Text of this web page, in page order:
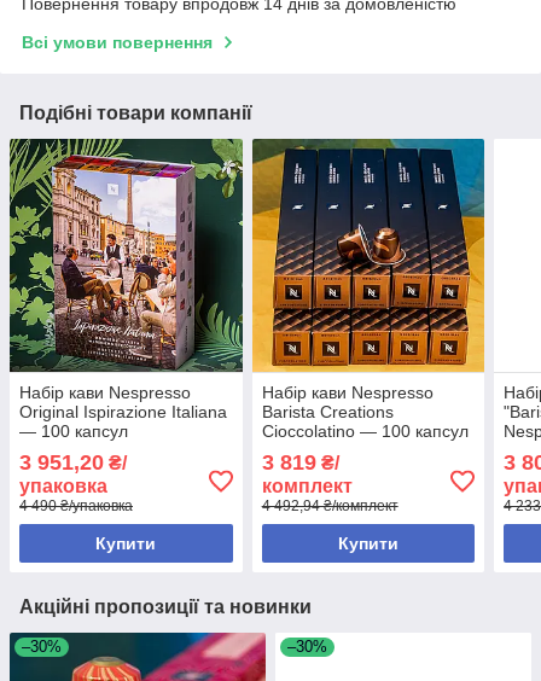
Всі умови повернення
Подібні товари компанії
Набір кави Nespresso
Original Ispirazione Italiana
— 100 капсул
3 951,20 ₴/
упаковка
4 490 ₴/упаковка
Купити
Набір кави Nespresso
Barista Creations
Cioccolatino — 100 капсул
3 819₴/
комплект
4 492,94 ₴/комплект
Купити
3
4
Акційні пропозиції та новинки
–30% –30%